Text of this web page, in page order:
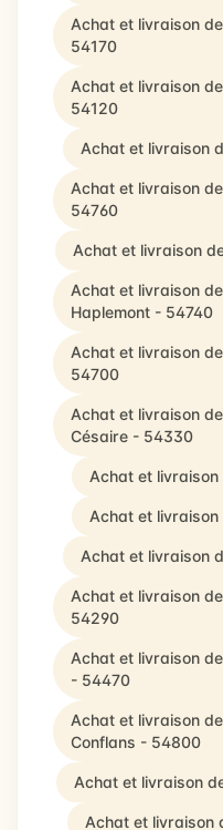
Achat et livraison
54170
Achat et livraison
54120
Achat et livraison
Achat et livraison
54760
Achat et livraison
Achat et livraison
Haplemont - 54740
Achat et livraison
54700
Achat et livraison
Césaire - 54330
Achat et
Achat et
Achat et livraison
Achat et livraison
54290
Achat et livraison
- 54470
Achat et livraison
Conflans - 54800
Achat et livraison
Achat et livraison